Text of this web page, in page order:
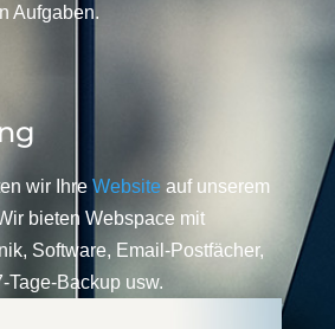
Aufgaben.
wir Ihre Website auf unserem
bieten Webspace mit
Software, Email-Postfächer,
Tage-Backup usw.